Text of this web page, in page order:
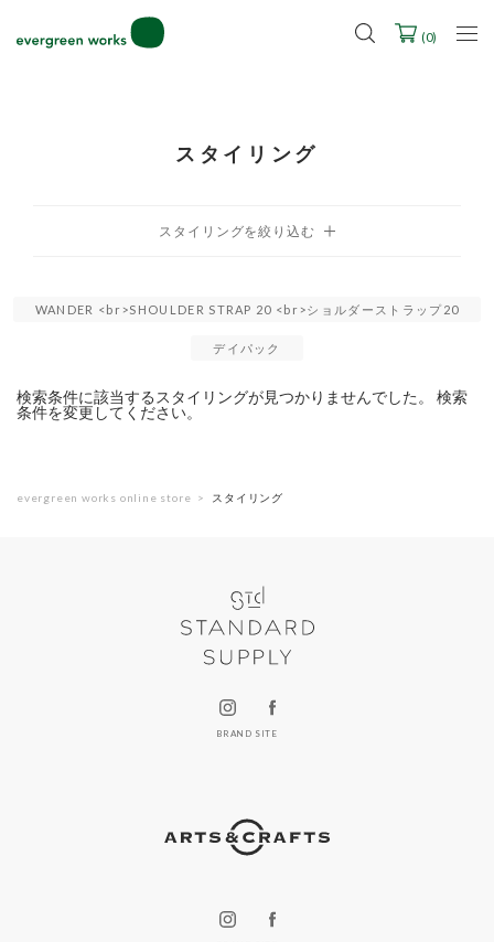
2027年ご入学用ランドセル受注会スケジュール
(0)
スタイリング
WANDER <br>SHOULDER STRAP 20 <br>ショルダーストラップ20
デイパック
検索条件に該当するスタイリングが見つかりませんでした。 検索
条件を変更してください。
evergreen works online store スタイリング
BRAND SITE